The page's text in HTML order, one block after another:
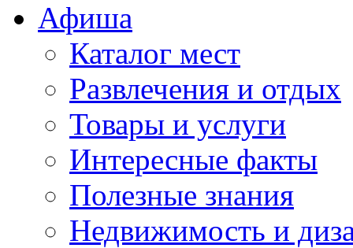
Афиша
Каталог мест
Развлечения и отдых
Товары и услуги
Интересные факты
Полезные знания
Недвижимость и